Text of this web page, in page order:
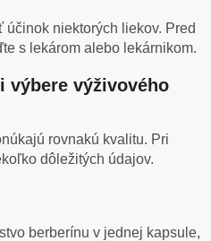
niektorých liekov. Pred
s lekárom alebo lekárnikom.
výbere výživového
rovnakú kvalitu. Pri
dôležitých údajov.
berberínu v jednej kapsule,